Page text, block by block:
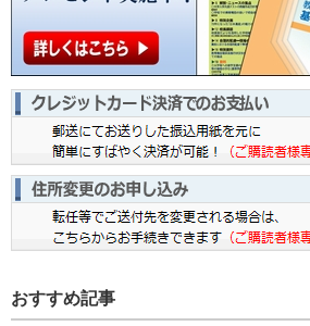
おすすめ記事